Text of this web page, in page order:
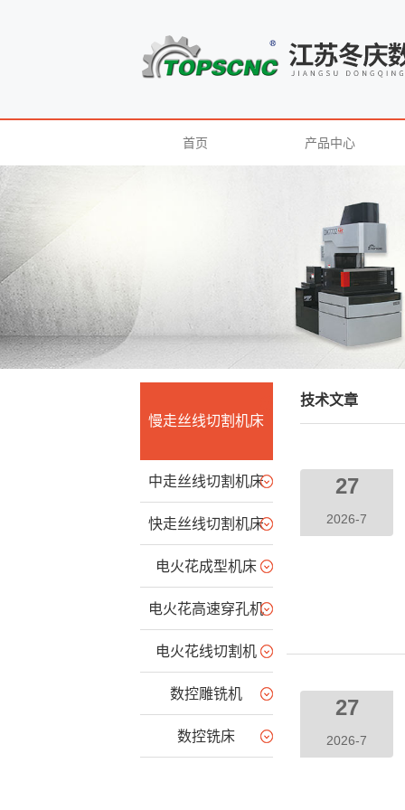
首页 产品中心
慢走丝线切割机床
中走丝线切割机床
快走丝线切割机床
电火花成型机床
电火花高速穿孔机
电火花线切割机
数控雕铣机
数控铣床
技术文章
27
2026-7
27
2026-7